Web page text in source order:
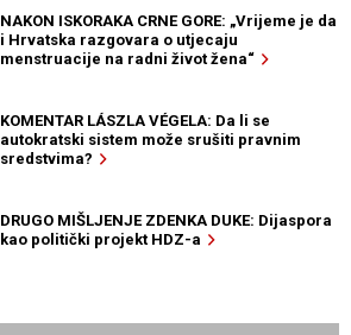
NAKON ISKORAKA CRNE GORE: „Vrijeme je da
i Hrvatska razgovara o utjecaju
menstruacije na radni život žena“
KOMENTAR LÁSZLA VÉGELA: Da li se
autokratski sistem može srušiti pravnim
sredstvima?
DRUGO MIŠLJENJE ZDENKA DUKE: Dijaspora
kao politički projekt HDZ-a